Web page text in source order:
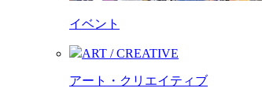
イベント
ART / CREATIVE
アート・クリエイティブ